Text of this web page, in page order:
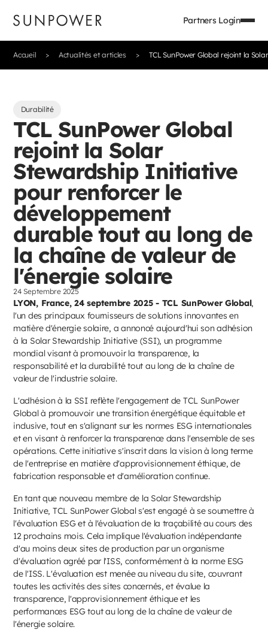
Partners Login
Accueil Actualités et articles TCL SunPower Global rejoint la
Durabilité
TCL SunPower Global
rejoint la Solar
Stewardship Initiative
pour renforcer le
développement
durable tout au long de
la chaîne de valeur de
l'énergie solaire
24 Septembre 2025
LYON, France, 24 septembre 2025 - TCL SunPower Global,
l'un des principaux fournisseurs de solutions innovantes en
matière d'énergie solaire, a annoncé aujourd'hui son adhésion
à la Solar Stewardship Initiative (SSI), un programme
mondial visant à promouvoir la transparence, la
responsabilité et la durabilité tout au long de la chaîne de
valeur de l'industrie solaire.
L'adhésion à la SSI reflète l'engagement de TCL SunPower
Global à promouvoir une transition énergétique équitable et
inclusive, tout en s'alignant sur les normes ESG internationales
et en visant à renforcer la transparence dans l'ensemble de ses
opérations. Cette initiative s'inscrit dans la vision à long terme
de l'entreprise en matière d'approvisionnement éthique, de
fabrication responsable et d'amélioration continue.
En tant que nouveau membre de la Solar Stewardship
Initiative, TCL SunPower Global s'est engagé à se soumettre à
l'évaluation ESG et à l'évaluation de la traçabilité au cours des
12 prochains mois. Cela implique l'évaluation indépendante
d'au moins deux sites de production par un organisme
d'évaluation agréé par l'ISS, conformément à la norme ESG
de l'ISS. L'évaluation est menée au niveau du site, couvrant
toutes les activités des sites concernés, et évalue la
transparence, l'approvisionnement éthique et les
performances ESG tout au long de la chaîne de valeur de
l'énergie solaire.